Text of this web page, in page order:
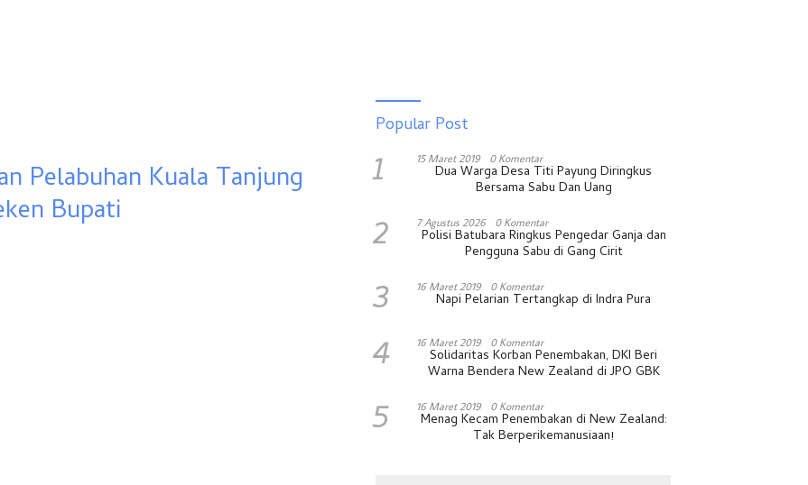
Pelabuhan Kuala Tanjung
Bupati
Popular Post
1 15 Maret 2019 0 Komentar
Dua Warga Desa Titi Payung Diringkus
Bersama Sabu Dan Uang
2 7 Agustus 2026 0 Komentar
Polisi Batubara Ringkus Pengedar Ganja dan
Pengguna Sabu di Gang Cirit
3 16 Maret 2019 0 Komentar
Napi Pelarian Tertangkap di Indra Pura
4 16 Maret 2019 0 Komentar
Solidaritas Korban Penembakan, DKI Beri
Warna Bendera New Zealand di JPO GBK
5 16 Maret 2019 0 Komentar
Menag Kecam Penembakan di New Zealand:
Tak Berperikemanusiaan!